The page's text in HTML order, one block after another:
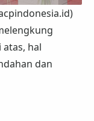
hal
dan